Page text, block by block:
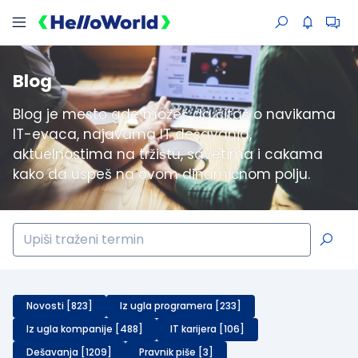
Blog
Blog je mesto gde možeš da čitaš o navikama
IT-evaca, najavama IT dešavanja,
aktuelnostima na tržištu, savetima i cakama
kako da uspeš na ovom dinamičnom polju.
Novosti [823]
Iz ugla programera [233]
Iz ugla kompanije [488]
IT karijera [106]
Dešavanja [1209]
Pravnik piše [3]